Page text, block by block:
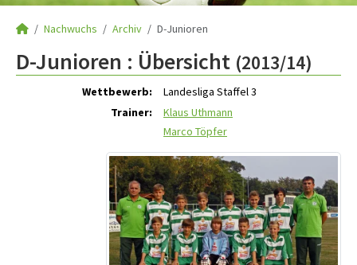
Nachwuchs Archiv D-Junioren
D-Junioren : Übersicht (2013/14)
Wettbewerb:
Landesliga Staffel 3
Trainer:
Klaus Uthmann
Marco Töpfer